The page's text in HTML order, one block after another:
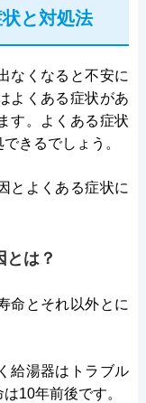
と対処法
なくなると不安に
よくある症状があ
す。よくある症状
きるでしょう。
とよくある症状に
とは？
命とそれ以外とに
給湯器はトラブル
10年前後です。